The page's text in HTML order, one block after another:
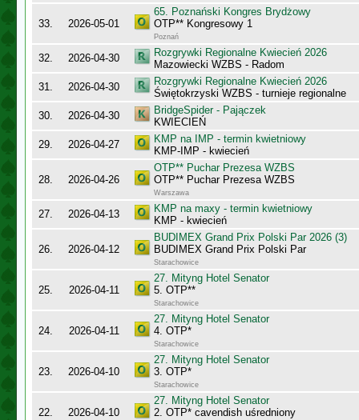
33. 2026-05-01
65. Poznański Kongres Brydżowy
OTP** Kongresowy 1
Poznań
32. 2026-04-30
Rozgrywki Regionalne Kwiecień 2026
Mazowiecki WZBS - Radom
31.
2026-04-30
Rozgrywki Regionalne Kwiecień 2026
Świętokrzyski WZBS - turnieje regionalne
30.
2026-04-30
BridgeSpider - Pajączek
KWIECIEŃ
29.
2026-04-27
KMP na IMP - termin kwietniowy
KMP-IMP - kwiecień
28. 2026-04-26
OTP** Puchar Prezesa WZBS
OTP** Puchar Prezesa WZBS
Warszawa
27. 2026-04-13
KMP na maxy - termin kwietniowy
KMP - kwiecień
26. 2026-04-12
BUDIMEX Grand Prix Polski Par 2026 (3)
BUDIMEX Grand Prix Polski Par
Starachowice
25. 2026-04-11
27. Mityng Hotel Senator
5. OTP**
Starachowice
24. 2026-04-11
27. Mityng Hotel Senator
4. OTP*
Starachowice
23. 2026-04-10
27. Mityng Hotel Senator
3. OTP*
Starachowice
22. 2026-04-10
27. Mityng Hotel Senator
2. OTP* cavendish uśredniony